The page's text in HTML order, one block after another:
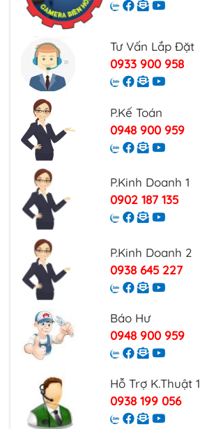
Tư Vấn Lắp Đặt
0933 900 958
P.Kế Toán
0948 900 959
P.Kinh Doanh 1
0902 187 135
P.Kinh Doanh 2
0938 645 227
Báo Hư
0948 900 959
Hỗ Trợ K.Thuật 1
0938 199 056